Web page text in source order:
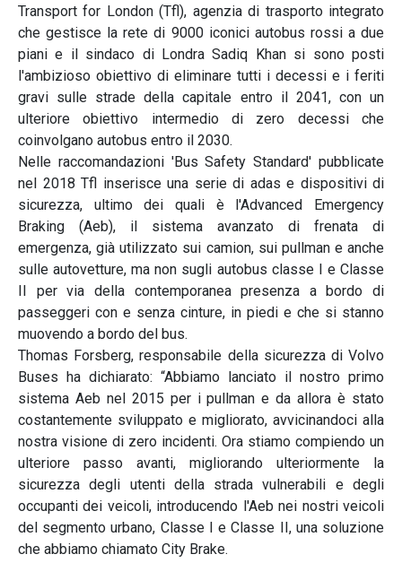
Transport for London (Tfl), agenzia di trasporto integrato
che gestisce la rete di 9000 iconici autobus rossi a due
piani e il sindaco di Londra Sadiq Khan si sono posti
l'ambizioso obiettivo di eliminare tutti i decessi e i feriti
gravi sulle strade della capitale entro il 2041, con un
ulteriore obiettivo intermedio di zero decessi che
coinvolgano autobus entro il 2030.
Nelle raccomandazioni 'Bus Safety Standard' pubblicate
nel 2018 Tfl inserisce una serie di adas e dispositivi di
sicurezza, ultimo dei quali è l'Advanced Emergency
Braking (Aeb), il sistema avanzato di frenata di
emergenza, già utilizzato sui camion, sui pullman e anche
sulle autovetture, ma non sugli autobus classe I e Classe
II per via della contemporanea presenza a bordo di
passeggeri con e senza cinture, in piedi e che si stanno
muovendo a bordo del bus.
Thomas Forsberg, responsabile della sicurezza di Volvo
Buses ha dichiarato: “Abbiamo lanciato il nostro primo
sistema Aeb nel 2015 per i pullman e da allora è stato
costantemente sviluppato e migliorato, avvicinandoci alla
nostra visione di zero incidenti. Ora stiamo compiendo un
ulteriore passo avanti, migliorando ulteriormente la
sicurezza degli utenti della strada vulnerabili e degli
occupanti dei veicoli, introducendo l'Aeb nei nostri veicoli
del segmento urbano, Classe I e Classe II, una soluzione
che abbiamo chiamato City Brake.